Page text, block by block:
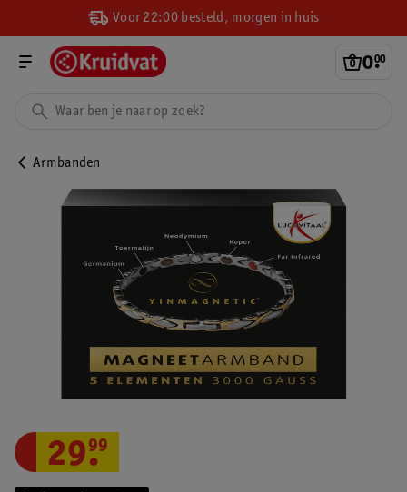
Voor 22:00 besteld, morgen in huis
0.
00
Armbanden
29.
99